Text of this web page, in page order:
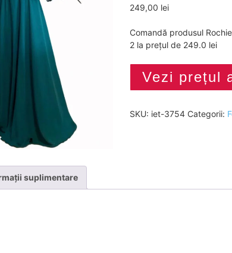
249,00 lei
Comandă produsul
2 la prețul de 249.0 lei
Vezi prețul
SKU: iet-3754 Categorii:
suplimentare